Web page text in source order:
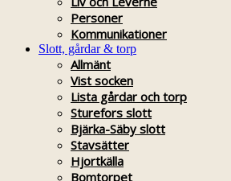
Personer
Kommunikationer
Slott, gårdar & torp
Allmänt
Vist socken
Lista gårdar och torp
Sturefors slott
Bjärka-Säby slott
Stavsätter
Hjortkälla
Bomtorpet